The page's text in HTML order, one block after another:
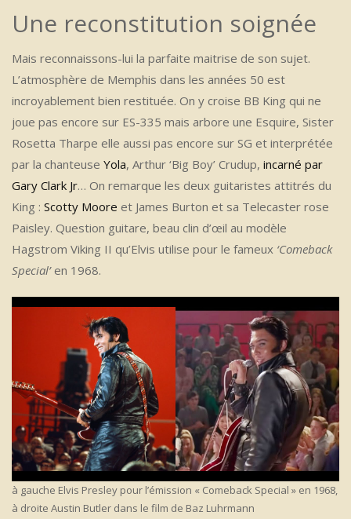
Une reconstitution soignée
Mais reconnaissons-lui la parfaite maitrise de son sujet.
L’atmosphère de Memphis dans les années 50 est
incroyablement bien restituée. On y croise BB King qui ne
joue pas encore sur ES-335 mais arbore une Esquire, Sister
Rosetta Tharpe elle aussi pas encore sur SG et interprétée
par la chanteuse Yola, Arthur ‘Big Boy’ Crudup, incarné par
Gary Clark Jr… On remarque les deux guitaristes attitrés du
King : Scotty Moore et James Burton et sa Telecaster rose
Paisley. Question guitare, beau clin d’œil au modèle
Hagstrom Viking II qu’Elvis utilise pour le fameux ‘Comeback
Special’en 1968.
à gauche Elvis Presley pour l’émission « Comeback Special » en 1968,
à droite Austin Butler dans le film de Baz Luhrmann